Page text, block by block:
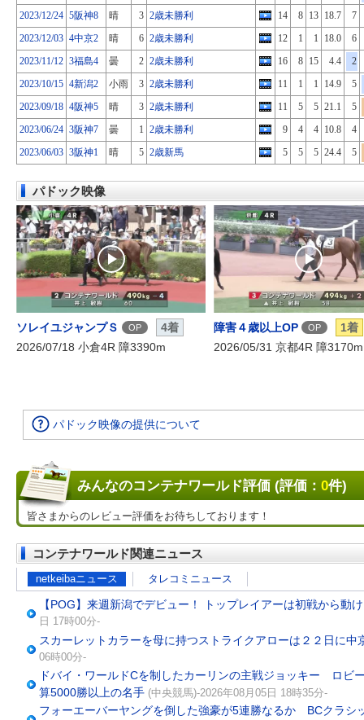
2023/12/24 5阪神8 晴 3 2歳未勝利 14 8 13 18.7
7
2023/12/03 4中京2 晴 6 2歳未勝利 12 1 1 18.0
6
2023/11/12 3福島4 曇 2 2歳未勝利 16 8 15 4.4
2
2023/10/15 4新潟2 小雨 3 2歳未勝利 11 1 1 14.9
5
2023/09/18 4阪神5 晴 3 2歳未勝利 11 5 5 21.1
5
2023/06/24 3阪神7 曇 1 2歳未勝利 9 4 4 10.8
4
2023/06/03 3阪神1 晴 5 2歳新馬 5 5 5 24.4 5
パドック映像
ソレイユジャンプＳ OP
4着
2026/07/18 小倉4R 障3390m
障害４歳以上OP OP
1着
2026/05/31 京都4R 障3170m
パドック映像の提供について
みんなのコンテナワールド評価 (評価： 0件)
皆さまからのレビュー評価をお待ちしております！
コンテナワールド関連ニュース
netkeibaニュース タレコミニュース
【POG】来週新潟でデビュー！ トップレイアーは初戦から動
日 17時00分-
スカーレットカラーを母に持つストライクアローは２２日に中
06時00分-
ドバイ・ワールドCを制したカーリンの主戦ジョッキー ロ
算5000勝以上の名手 (中央競馬)-2026年08月05日 18時35分-
フォーエーバーヤングを倒した強豪が5連勝なるか BCクラ